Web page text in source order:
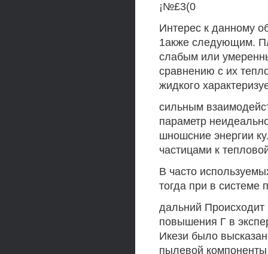
¡№£3(0
Интерес к данному
1акже следующим.
слабым или
сравнению с их
жидкого
сильным
параметp
шношсние энергии
частицами к
В часто
тогда при в системе
дальний Происходит
повышения Г в
Икези было
пылевой